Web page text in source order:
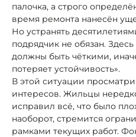
палочка, а строго
время ремонта нанесён
Но устранять
подрядчик не обязан.
должны быть чёткими,
потеряет устойчивость».
В этой ситуации
интересов. Жильцы
исправил всё, что было
наоборот, стремится
рамками текущих работ.